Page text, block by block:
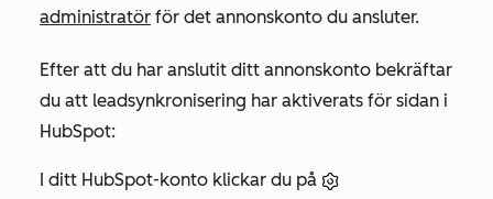
administratör för det annonskonto du ansluter.
Efter att du har anslutit ditt annonskonto bekräftar
du att leadsynkronisering har aktiverats för sidan i
HubSpot:
I ditt HubSpot-konto klickar du på